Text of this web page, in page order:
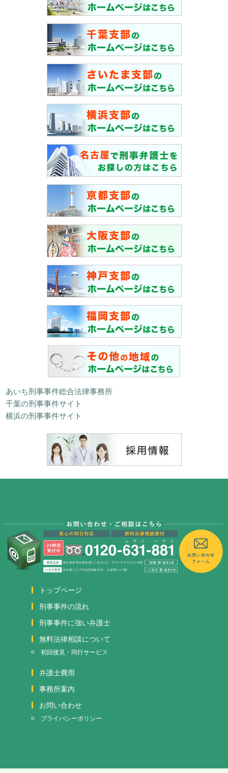
あいち刑事事件総合法律事務所
千葉の刑事事件サイト
横浜の刑事事件サイト
トップページ
刑事事件の流れ
刑事事件に強い弁護士
無料法律相談について
初回接見・同行サービス
弁護士費用
事務所案内
お問い合わせ
プライバシーポリシー